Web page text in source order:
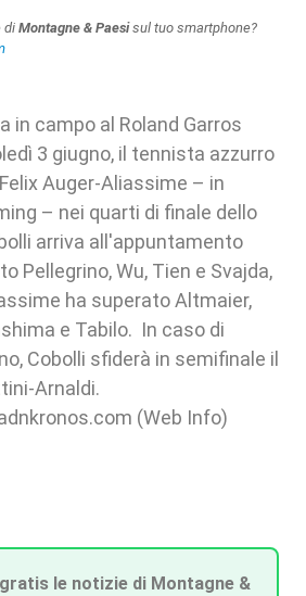
di Montagne & Paesisul tuo smartphone?
in campo al Roland Garros
3 giugno, il tennista azzurro
Auger-Aliassime – in
– nei quarti di finale dello
arriva all'appuntamento
Pellegrino, Wu, Tien e Svajda,
ha superato Altmaier,
e Tabilo. In caso di
Cobolli sfiderà in semifinale il
Arnaldi.
(Web Info)
le notizie di Montagne &